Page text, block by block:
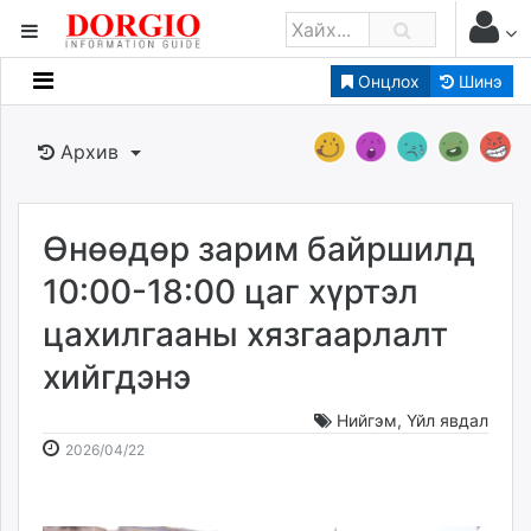
Онцлох Шинэ
Мэдээллийн
Банк санхүү
Бизнес ААН
Төрийн
Нийслэлийн
dorgio.mn
Gogo.mn
news.mn
zindaa.mn
Архив
Өнөөдөр зарим байршилд
10:00-18:00 цаг хүртэл
цахилгааны хязгаарлалт
хийгдэнэ
Нийгэм, Үйл явдал
2026/04/22